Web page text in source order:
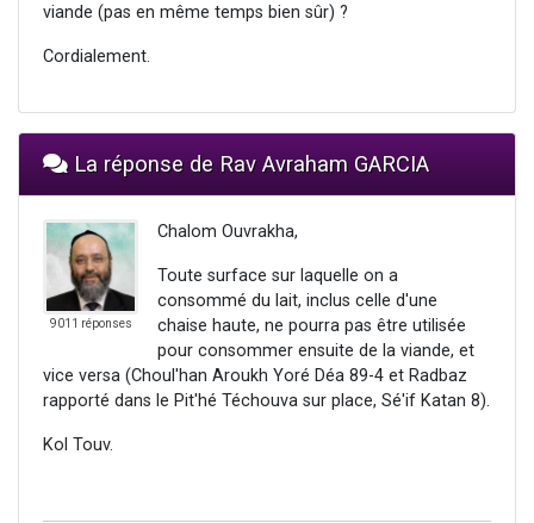
viande (pas en même temps bien sûr) ?
Cordialement.
La réponse de Rav Avraham GARCIA
9011 réponses
Chalom Ouvrakha,
Toute surface sur laquelle on a
consommé du lait, inclus celle d'une
chaise haute, ne pourra pas être utilisée
pour consommer ensuite de la viande, et
vice versa (Choul'han Aroukh Yoré Déa 89-4 et Radbaz
rapporté dans le Pit'hé Téchouva sur place, Sé'if Katan 8).
Kol Touv.